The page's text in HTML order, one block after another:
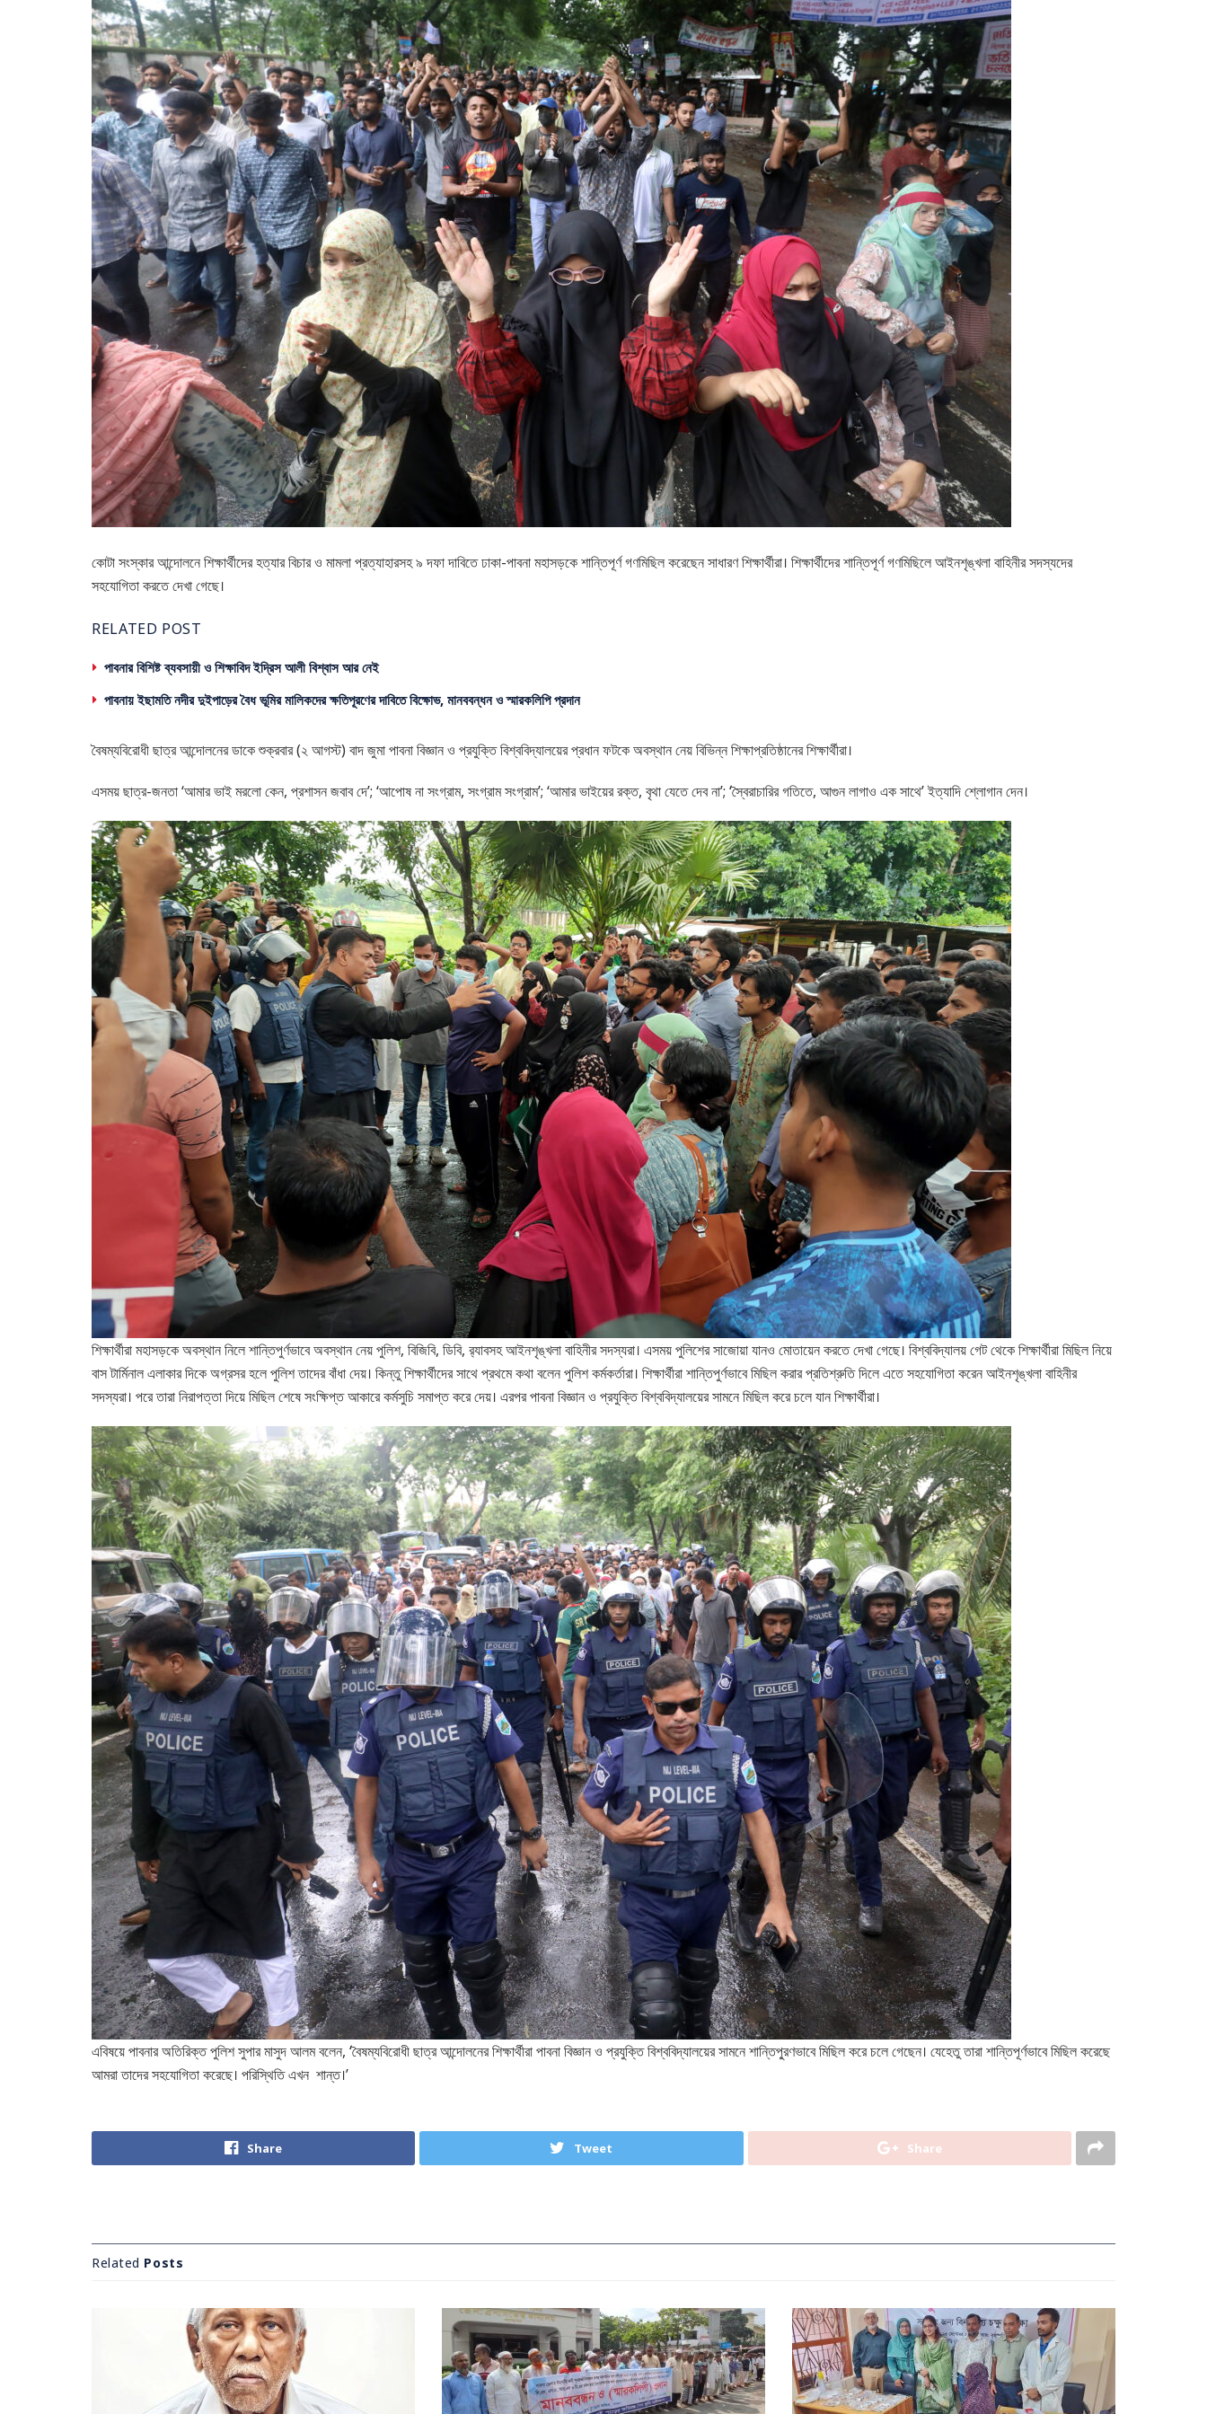
কোটা সংস্কার আন্দোলনে শিক্ষার্থীদের হত্যার বিচার ও মামলা প্রত্যাহারসহ ৯ দফা দাবিতে ঢাকা-পাবনা মহাসড়কে শান্তিপূর্ণ গণমিছিল করেছেন সাধারণ শিক্ষার্থীরা। শিক্ষার্থীদের শান্তিপূর্ণ গণমিছিলে আইনশৃঙ্খলা বাহিনীর সদস্যদের
সহযোগিতা করতে দেখা গেছে।
RELATED POST
পাবনার বিশিষ্ট ব্যবসায়ী ও শিক্ষাবিদ ইদ্রিস আলী বিশ্বাস আর নেই
পাবনায় ইছামতি নদীর দুইপাড়ের বৈধ ভূমির মালিকদের ক্ষতিপূরণের দাবিতে বিক্ষোভ, মানববন্ধন ও স্মারকলিপি প্রদান
বৈষম্যবিরোধী ছাত্র আন্দোলনের ডাকে শুক্রবার (২ আগস্ট) বাদ জুমা পাবনা বিজ্ঞান ও প্রযুক্তি বিশ্ববিদ্যালয়ের প্রধান ফটকে অবস্থান নেয় বিভিন্ন শিক্ষাপ্রতিষ্ঠানের শিক্ষার্থীরা।
এসময় ছাত্র-জনতা ‘আমার ভাই মরলো কেন, প্রশাসন জবাব দে’; ‘আপোষ না সংগ্রাম, সংগ্রাম সংগ্রাম’; ‘আমার ভাইয়ের রক্ত, বৃথা যেতে দেব না’; ‘স্বৈরাচারির গতিতে, আগুন লাগাও এক সাথে’ ইত্যাদি শ্লোগান দেন।
শিক্ষার্থীরা মহাসড়কে অবস্থান নিলে শান্তিপুর্ণভাবে অবস্থান নেয় পুলিশ, বিজিবি, ডিবি, র‍‍্যাবসহ আইনশৃঙ্খলা বাহিনীর সদস্যরা। এসময় পুলিশের সাজোয়া যানও মোতায়েন করতে দেখা গেছে। বিশ্ববিদ্যালয় গেট থেকে শিক্ষার্থীরা মিছিল নিয়ে
বাস টার্মিনাল এলাকার দিকে অগ্রসর হলে পুলিশ তাদের বাঁধা দেয়। কিন্তু শিক্ষার্থীদের সাথে প্রথমে কথা বলেন পুলিশ কর্মকর্তারা। শিক্ষার্থীরা শান্তিপুর্ণভাবে মিছিল করার প্রতিশ্রুতি দিলে এতে সহযোগিতা করেন আইনশৃঙ্খলা বাহিনীর
সদস্যরা। পরে তারা নিরাপত্তা দিয়ে মিছিল শেষে সংক্ষিপ্ত আকারে কর্মসুচি সমাপ্ত করে দেয়। এরপর পাবনা বিজ্ঞান ও প্রযুক্তি বিশ্ববিদ্যালয়ের সামনে মিছিল করে চলে যান শিক্ষার্থীরা।
এবিষয়ে পাবনার অতিরিক্ত পুলিশ সুপার মাসুদ আলম বলেন, ‘বৈষম্যবিরোধী ছাত্র আন্দোলনের শিক্ষার্থীরা পাবনা বিজ্ঞান ও প্রযুক্তি বিশ্ববিদ্যালয়ের সামনে শান্তিপু্রণভাবে মিছিল করে চলে গেছেন। যেহেতু তারা শান্তিপূর্ণভাবে মিছিল করেছে
আমরা তাদের সহযোগিতা করেছে। পরিস্থিতি এখন শান্ত।’
Share Tweet Share